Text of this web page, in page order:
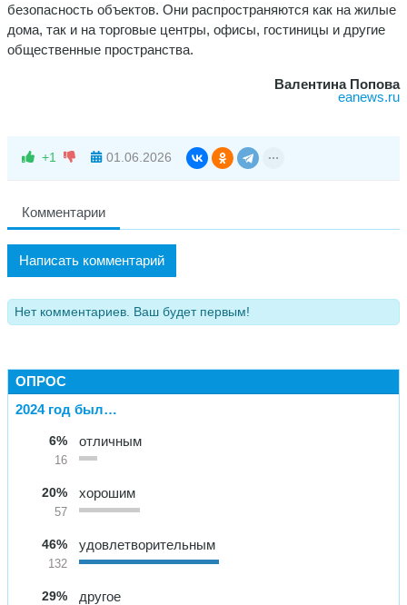
безопасность объектов. Они распространяются как на жилые
дома, так и на торговые центры, офисы, гостиницы и другие
общественные пространства.
Валентина Попова
eanews.ru
+1 01.06.2026
Комментарии
Написать комментарий
Нет комментариев. Ваш будет первым!
ОПРОС
2024 год был…
6%
16
отличным
20%
57
хорошим
46%
132
удовлетворительным
29% другое